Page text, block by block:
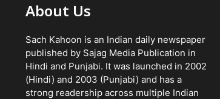
About Us
Sach Kahoon is an Indian daily newspaper
published by Sajag Media Publication in
Hindi and Punjabi. It was launched in 2002
(Hindi) and 2003 (Punjabi) and has a
strong readership across multiple Indian